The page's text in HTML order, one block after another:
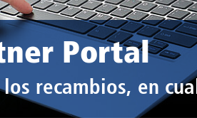
Portal
los recambios, en